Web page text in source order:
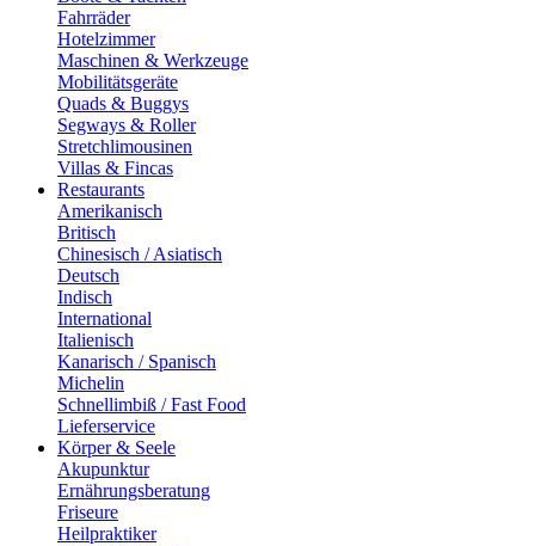
Fahrräder
Hotelzimmer
Maschinen & Werkzeuge
Mobilitätsgeräte
Quads & Buggys
Segways & Roller
Stretchlimousinen
Villas & Fincas
Restaurants
Amerikanisch
Britisch
Chinesisch / Asiatisch
Deutsch
Indisch
International
Italienisch
Kanarisch / Spanisch
Michelin
Schnellimbiß / Fast Food
Lieferservice
Körper & Seele
Akupunktur
Ernährungsberatung
Friseure
Heilpraktiker